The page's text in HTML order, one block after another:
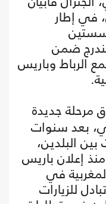
في إطار
ضمن
الرباط وباريس
مرحلة جديدة
بعد سنوات
البلدين،
إعلان باريس
في
للزيارات